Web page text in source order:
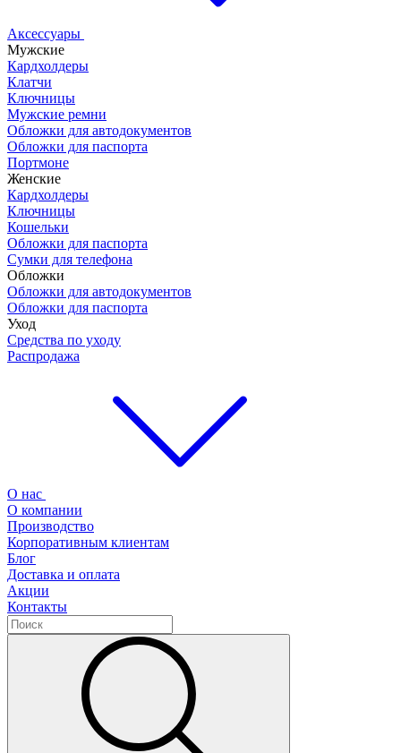
Аксессуары
Мужские
Кардхолдеры
Клатчи
Ключницы
Мужские ремни
Обложки для автодокументов
Обложки для паспорта
Портмоне
Женские
Кардхолдеры
Ключницы
Кошельки
Обложки для паспорта
Сумки для телефона
Обложки
Обложки для автодокументов
Обложки для паспорта
Уход
Средства по уходу
Распродажа
О нас
О компании
Производство
Корпоративным клиентам
Блог
Доставка и оплата
Акции
Контакты